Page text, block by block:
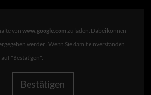
von www.google.com zu laden. Dabei können
Wenn Sie damit einverstanden
auf "Bestätigen".
Bestätigen